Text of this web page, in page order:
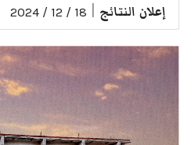
إعلان النتائج 18 / 12 / 2024